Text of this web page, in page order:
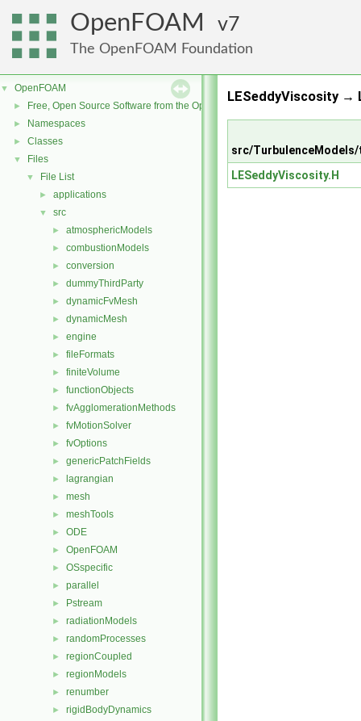
OpenFOAM 7
The OpenFOAM Foundation
▼ OpenFOAM
► Free, Open Source Software from the OpenFOAM Foundation
► Namespaces
► Classes
▼ Files
▼ File List
► applications
▼ src
► atmosphericModels
► combustionModels
► conversion
► dummyThirdParty
► dynamicFvMesh
► dynamicMesh
► engine
► fileFormats
► finiteVolume
► functionObjects
► fvAgglomerationMethods
► fvMotionSolver
► fvOptions
► genericPatchFields
► lagrangian
► mesh
► meshTools
► ODE
► OpenFOAM
► OSspecific
► parallel
► Pstream
► radiationModels
► randomProcesses
► regionCoupled
► regionModels
► renumber
► rigidBodyDynamics
LESeddyViscosity →
src/
LESeddyViscosity.H